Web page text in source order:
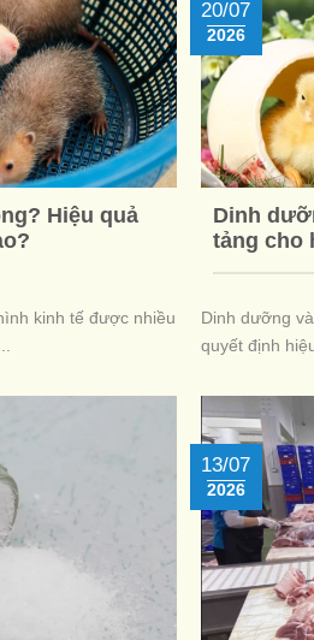
Hiệu quả
kinh tế được nhiều
Dinh
tảng cho
20/07
2026
Dinh dưỡng
quyết định
13/07
2026